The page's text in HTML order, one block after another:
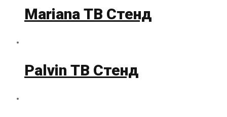
Mariana ТВ Стенд
Palvin ТВ Стенд